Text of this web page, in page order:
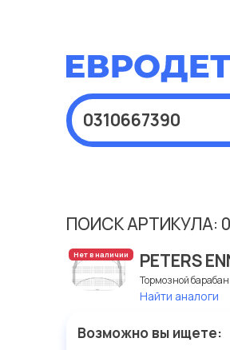
ПОИСК АРТИКУЛА:
Нет в наличии PETERS
Тормозной барабан
Найти аналоги
Возможно вы ищете: